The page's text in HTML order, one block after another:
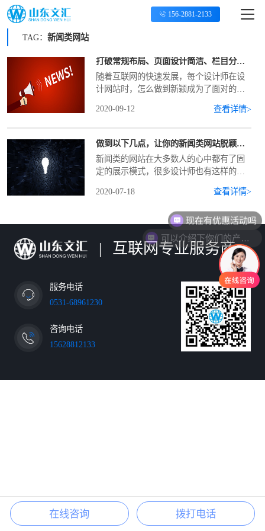
156-2881-2133
TAG： 新闻类网站
打破常规布局、页面设计简洁、栏目分类清晰是设计一个新闻类网站的必要注意事项
随着互联网的快速发展，每个设计师在设
计网站时，怎么做到新颖成为了面对的难
做到与众不同确实有一些难度。今天，我
们文汇软件就以我们多年的经验，跟大家
分享一下，设计一个新闻类网站有哪些注
站的内容非常多，都是一些文字内容为
主，因此在布局上面需要好好考虑。我们
访问一些新闻类网站发现内容都是非常简
2020-09-12 查看详情>
做到以下几点，让你的新闻类网站脱颖而出
新闻类的网站在大多数人的心中都有了固
定的展示模式，很多设计师也有这样的想
么，怎么才能设计出新颖的新闻类网站
呢！下面，文汇软件小编就根据我们多年
的建站经验跟大家分享几点。1、网站布局
不要太死板很多设计师一听到新闻类网
站，就觉得没有什么好设计的，只要把文
字罗列在页面上就可以了，这样的想法是
不对的。就算只是把内容罗列出来，也要
把内容分一个主次。内容的排版也是如
2020-07-18 查看详情>
| 互联网专业服务商
服务电话
0531-68961230
咨询电话
15628812133
现在有优惠活动吗
在线咨询 拨打电话